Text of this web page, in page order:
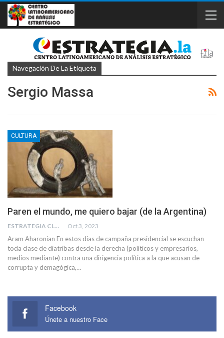
Navegación De La Etiqueta
Sergio Massa
CULTURA
Paren el mundo, me quiero bajar (de la Argentina)
ESTRATEGIA CLAE Oct 3, 2023
Aram Aharonian En estos días de campaña presidencial se escuchan
toda clase de diatribas desde la derecha (políticos y empresarios,
medios mediante) contra una dirigencia política a la que acusan de
corrupta y demagógica,…
Facebook
Únete a nuestro Face